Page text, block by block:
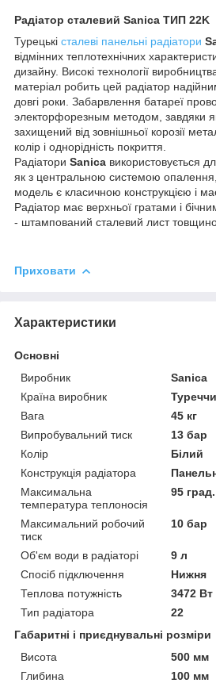
Радіатор сталевий Sanica ТИП 22K
Турецькі сталеві панельні радіатори
відмінних теплотехнічних
дизайну. Високі технології
матеріал робить цей радіатор
довгі роки. Забарвлення батареї
электорфорезным методом, завдяки
захищений від зовнішньої корозії
колір і однорідність покриття.
Радіатори Sanica використовується
як з центральною системою опалення,
модель є класичною конструкцією і
Радіатор має верхньої гратами і
- штампований сталевий лист
Приховати
Характеристики
Основні
Виробник
Sanica
Країна виробник
Вага
45 кг
Випробувальний тиск
13 бар
Колір
Білий
Конструкція радіатора
Максимальна
температура теплоносія
95 град.
Максимальний робочий
тиск
10 бар
Об'єм води в радіаторі
9 л
Спосіб підключення
Нижня
Теплова потужність
3472 Вт
Тип радіатора
22
Габаритні і приєднувальні розміри
Висота
500 мм
Глибина
100 мм